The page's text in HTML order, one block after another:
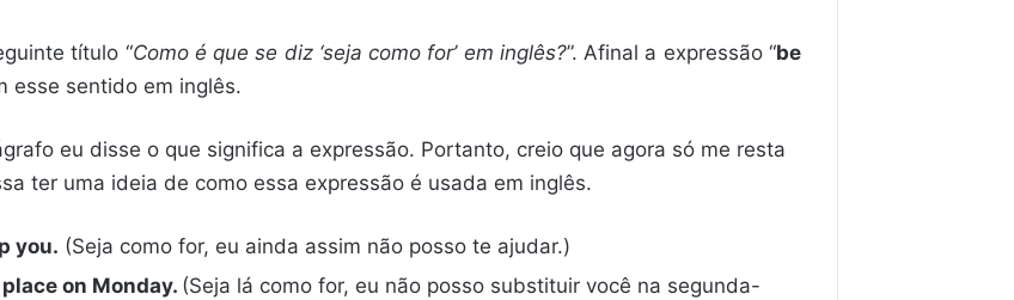
título “Como é que se diz ‘seja como for’ em inglês?”. Afinal a expressão “be
esse sentido em inglês.
eu disse o que significa a expressão. Portanto, creio que agora só me resta
ter uma ideia de como essa expressão é usada em inglês.
you. (Seja como for, eu ainda assim não posso te ajudar.)
on Monday. (Seja lá como for, eu não posso substituir você na segunda-